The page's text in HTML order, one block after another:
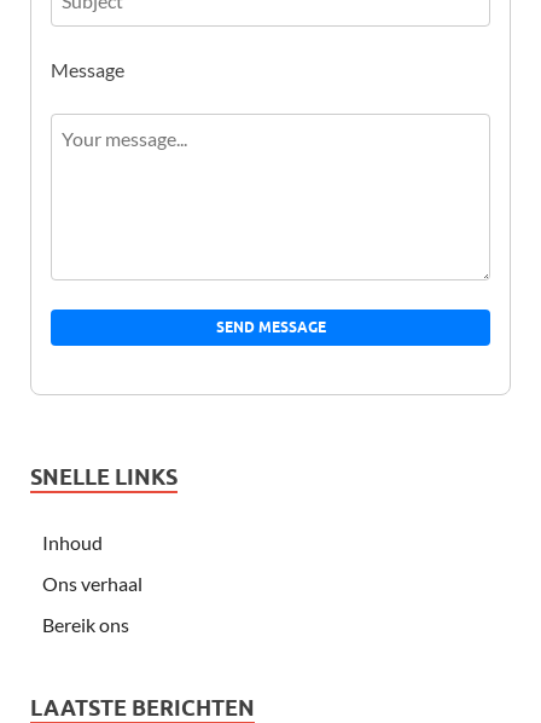
Message
SEND MESSAGE
SNELLE LINKS
Inhoud
Ons verhaal
Bereik ons
LAATSTE BERICHTEN